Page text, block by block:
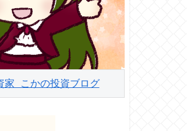
家 こかの投資ブログ